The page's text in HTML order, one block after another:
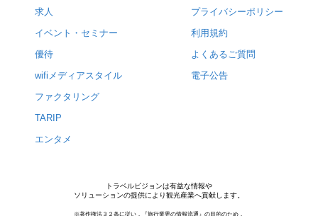
求人
イベント・セミナー
優待
wifiメディアスタイル
ファクタリング
TARIP
エンタメ
プライバシーポリシー
利用規約
よくあるご質問
電子公告
トラベルビジョンは有益な情報や
ソリューションの提供により観光産業へ貢献します。
※著作権法３２条に従い，『旅行業界の情報流通』の目的のため，